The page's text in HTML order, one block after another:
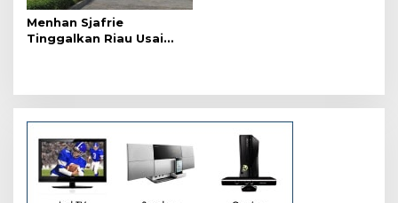
Menhan Sjafrie
Tinggalkan Riau Usai